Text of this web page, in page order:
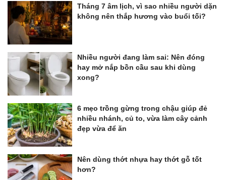
Tháng 7 âm lịch, vì sao nhiều người dặn
không nên thắp hương vào buổi tối?
Nhiều người đang làm sai: Nên đóng
hay mở nắp bồn cầu sau khi dùng
xong?
6 mẹo trồng gừng trong chậu giúp đẻ
nhiều nhánh, củ to, vừa làm cây cảnh
đẹp vừa để ăn
Nên dùng thớt nhựa hay thớt gỗ tốt
hơn?